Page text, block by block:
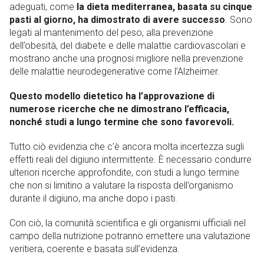
adeguati, come la dieta mediterranea, basata su cinque
pasti al giorno, ha dimostrato di avere successo . Sono
legati al mantenimento del peso, alla prevenzione
dell’obesità, del diabete e delle malattie cardiovascolari e
mostrano anche una prognosi migliore nella prevenzione
delle malattie neurodegenerative come l’Alzheimer.
Questo modello dietetico ha l’approvazione di
numerose ricerche che ne dimostrano l’efficacia,
nonché studi a lungo termine che sono favorevoli.
Tutto ciò evidenzia che c’è ancora molta incertezza sugli
effetti reali del digiuno intermittente. È necessario condurre
ulteriori ricerche approfondite, con studi a lungo termine
che non si limitino a valutare la risposta dell’organismo
durante il digiuno, ma anche dopo i pasti.
Con ciò, la comunità scientifica e gli organismi ufficiali nel
campo della nutrizione potranno emettere una valutazione
veritiera, coerente e basata sull’evidenza.